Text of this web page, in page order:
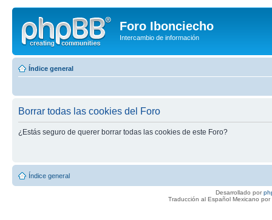
Foro Ibonciecho
Intercambio de información
Índice general
Borrar todas las cookies del Foro
¿Estás seguro de querer borrar todas las cookies de este Foro?
Índice general
Desarrollado por
Traducción al Español Mexicano por